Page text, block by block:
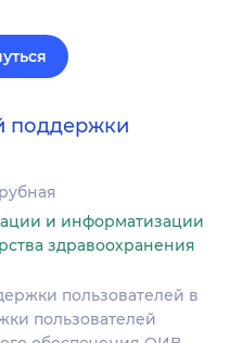
поддержки
и информатизации
здравоохранения
пользователей в
пользователей